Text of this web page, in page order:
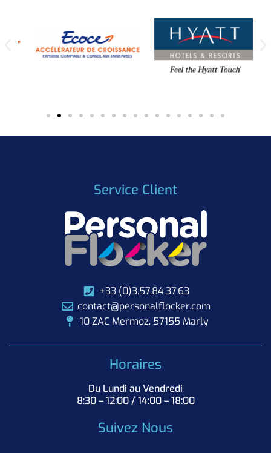
Service Client
+33 (0)3.57.84.37.63
contact@personalflocker.com
10 ZAC Mermoz, 57155 Marly
Horaires
Du Lundi au Vendredi
8:30 – 12:00 / 14:00 – 18:00
Suivez Nous